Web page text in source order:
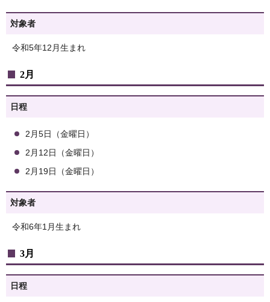
対象者
令和5年12月生まれ
2月
日程
2月5日（金曜日）
2月12日（金曜日）
2月19日（金曜日）
対象者
令和6年1月生まれ
3月
日程